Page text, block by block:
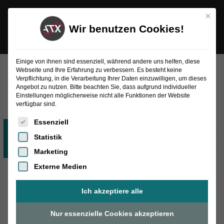
Alle
Juli
20
2020
Mit
Wir benutzen Cookies!
Einige von ihnen sind essenziell, während andere uns helfen, diese
Webseite und Ihre Erfahrung zu verbessern. Es besteht keine
Verpflichtung, in die Verarbeitung Ihrer Daten einzuwilligen, um dieses
Angebot zu nutzen. Bitte beachten Sie, dass aufgrund individueller
Einstellungen möglicherweise nicht alle Funktionen der Website
verfügbar sind.
Es folgt eine Liste der Service-Gruppen, für die eine
Essenziell
Statistik
Marketing
Externe Medien
Ich akzeptiere alle
Nur essenzielle Cookies akzeptieren